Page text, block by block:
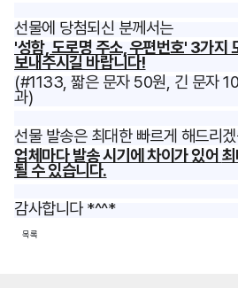
선물에 당첨되신 분께서는
'성함, 도로명 주소, 우편번호' 3가지
보내주시길 바랍니다!
(#1133, 짧은 문자 50원, 긴 문자
과)
선물 발송은 최대한 빠르게 해드리
업체마다 발송 시기에 차이가 있어
될 수 있습니다.
감사합니다 *^^*
목록